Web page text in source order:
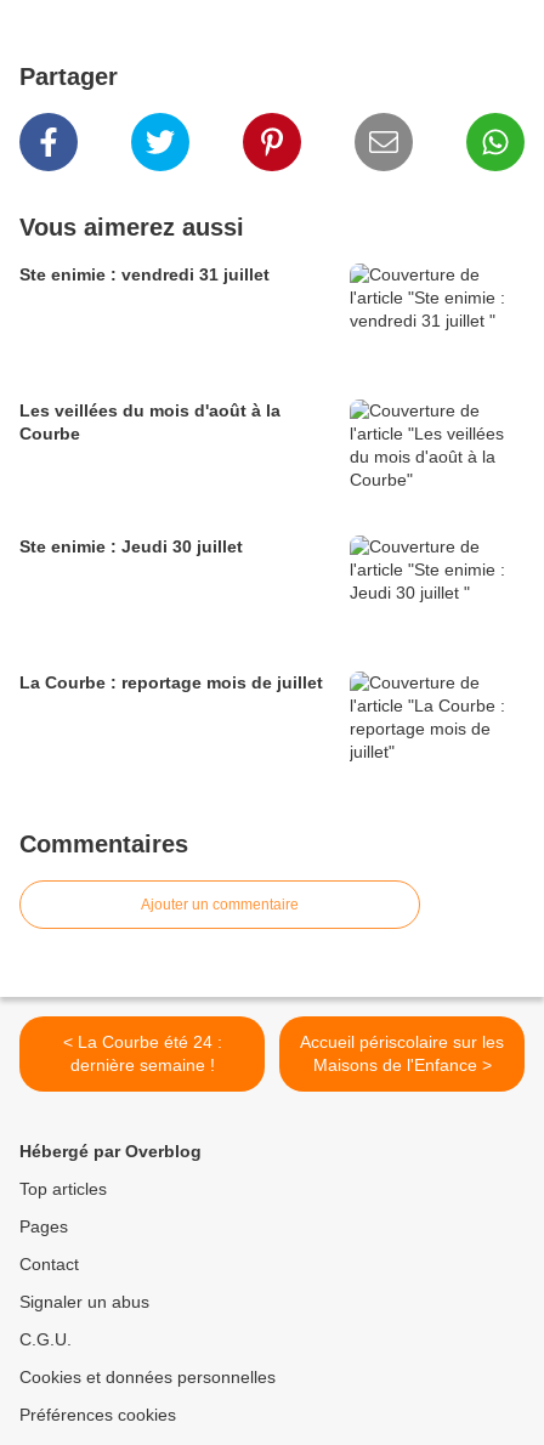
Partager
Vous aimerez aussi
Ste enimie : vendredi 31 juillet
Les veillées du mois d'août à la
Courbe
Ste enimie : Jeudi 30 juillet
La Courbe : reportage mois de juillet
Commentaires
Ajouter un commentaire
< La Courbe été 24 :
dernière semaine !
Accueil périscolaire sur les
Maisons de l'Enfance >
Hébergé par Overblog
Top articles
Pages
Contact
Signaler un abus
C.G.U.
Cookies et données personnelles
Préférences cookies